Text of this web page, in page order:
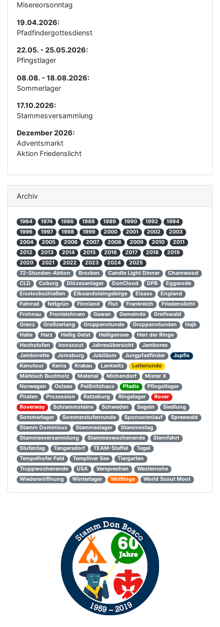
Misereorsonntag
19.04.2026:
Pfadfindergottesdienst
22.05. - 25.05.2026:
Pfingstlager
08.08. - 18.08.2026:
Sommerlager
17.10.2026:
Stammesversammlung
Dezember 2026:
Adventsmarkt
Aktion Friedenslicht
Archiv
1964 1974 1986 1988 1989 1990 1992
1994
1996
1997 1998 1999 2000 2001 2002
2003
2004
2005 2006 2007 2008 2009 2010
2011
2012
2013 2014 2015 2016 2017 2018
2019
2020
2021 2022 2023 2024
2025
72-Stunden-Aktion
Brocken Candle Light Dinner
Charnwood
CLD
Coburg Diözesanlager DonCloud DPB
Eggerode
Eisstockschießen
Elbsandsteingebirge Elsass
England
Fahrrad
fettgrün Finnland Flut Frankreich
Friedenslicht
Frohnau
Fronleichnam Gawan Gemeinde
Greifswald
Grenz
Großzerlang Gruppenstunde Gruppenstunden
Hajk
Halle
Harz Heilig Geist Heiligensee
Herr der Ringe
Hochstufen
Ironscout Jahresübersicht
Jamboree
Jamborette
Jomsburg Jubiläum Jungpfadfinder
Jupfis
Kanutour
Kenia Krakau Lankwitz
Leiterrunde
Märkisch Buchholz
Material Michendorf
Mister X
Norwegen
Ostsee Peißnitzhaus Pfadis
Pfingstlager
Piraten
Prozession Ratzeburg Ringelager
Rover
Roverway
Schrammsteine Schweden Segeln
Siedlung
Sommerlager
Sommerstufenrunde Sponsorenlauf
Spreewald
Stamm Dominicus
Stammeslager
Stammestag
Stammesversammlung
Stammeswochenende
Sternfahrt
Stufentag
Tangersdorf TEAM-Staffel
Tegel
Tempelhofer Feld
Templiner See
Tiergarten
Truppwochenende
USA Versprechen
Westernohe
Wiedereröffnung
Winterlager Wölflinge World Scout Moot